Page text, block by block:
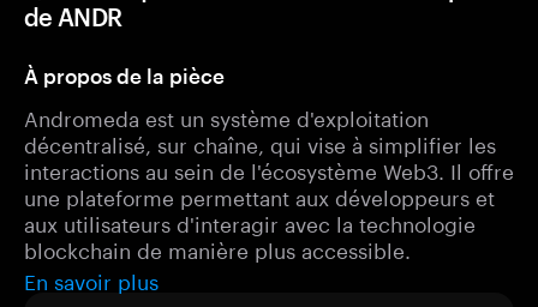
de ANDR
À propos de la pièce
Andromeda est un système d'exploitation
décentralisé, sur chaîne, qui vise à simplifier les
interactions au sein de l'écosystème Web3. Il offre
une plateforme permettant aux développeurs et
aux utilisateurs d'interagir avec la technologie
blockchain de manière plus accessible.
En savoir plus